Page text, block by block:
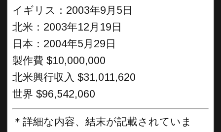
イギリス：2003年9月5日
北米：2003年12月19日
日本：2004年5月29日
製作費 $10,000,000
北米興行収入 $31,011,620
世界 $96,542,060
＊詳細な内容、結末が記載されていま